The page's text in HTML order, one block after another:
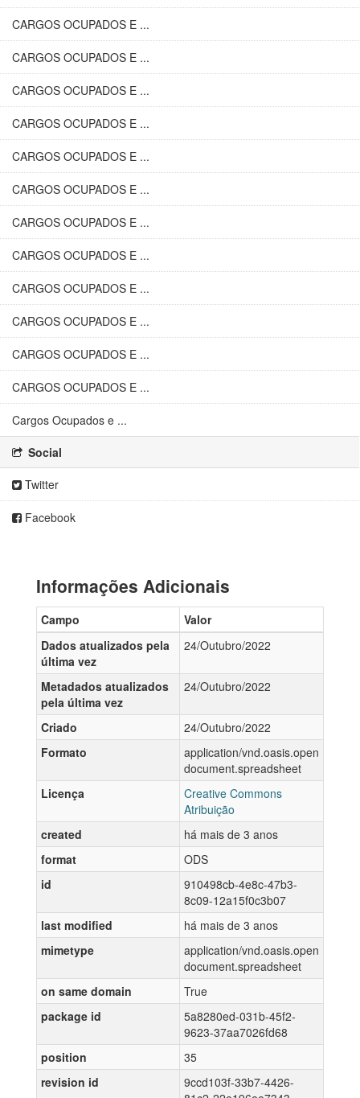
CARGOS OCUPADOS E ...
CARGOS OCUPADOS E ...
CARGOS OCUPADOS E ...
CARGOS OCUPADOS E ...
CARGOS OCUPADOS E ...
CARGOS OCUPADOS E ...
CARGOS OCUPADOS E ...
CARGOS OCUPADOS E ...
CARGOS OCUPADOS E ...
CARGOS OCUPADOS E ...
CARGOS OCUPADOS E ...
CARGOS OCUPADOS E ...
Cargos Ocupados e ...
Social
Twitter
Facebook
Informações Adicionais
Campo
Valor
Dados atualizados pela
última vez
24/Outubro/2022
Metadados atualizados
pela última vez
24/Outubro/2022
Criado
24/Outubro/2022
Formato
application/vnd.oasis.open
document.spreadsheet
Licença
Creative Commons
Atribuição
created
há mais de 3 anos
format
ODS
id
910498cb-4e8c-47b3-
8c09-12a15f0c3b07
last modified
há mais de 3 anos
mimetype
application/vnd.oasis.open
document.spreadsheet
on same domain
True
package id
5a8280ed-031b-45f2-
9623-37aa7026fd68
position
35
revision id
9ccd103f-33b7-4426-